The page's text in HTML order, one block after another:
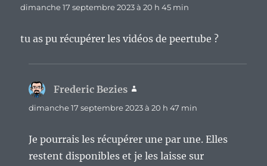
dimanche 17 septembre 2023 à 20 h 45 min
tu as pu récupérer les vidéos de peertube ?
Frederic Bezies
dimanche 17 septembre 2023 à 20 h 47 min
Je pourrais les récupérer une par une. Elles
restent disponibles et je les laisse sur